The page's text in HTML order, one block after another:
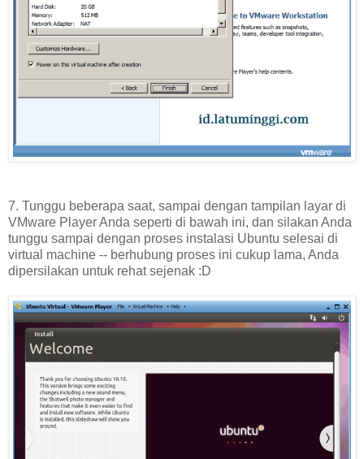
7. Tunggu beberapa saat, sampai dengan tampilan layar di
VMware Player Anda seperti di bawah ini, dan silakan Anda
tunggu sampai dengan proses instalasi Ubuntu selesai di
virtual machine -- berhubung proses ini cukup lama, Anda
dipersilakan untuk rehat sejenak :D